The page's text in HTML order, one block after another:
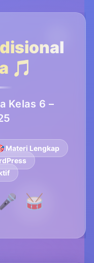
🎵
Kelas 6 –
Materi Lengkap
🎤 🥁